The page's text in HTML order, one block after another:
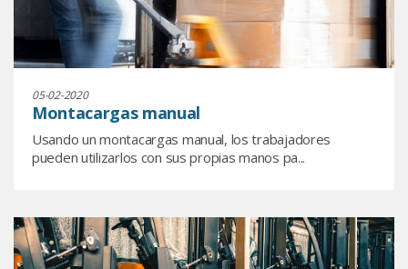
05-02-2020
Montacargas manual
Usando un montacargas manual, los trabajadores
pueden utilizarlos con sus propias manos pa...